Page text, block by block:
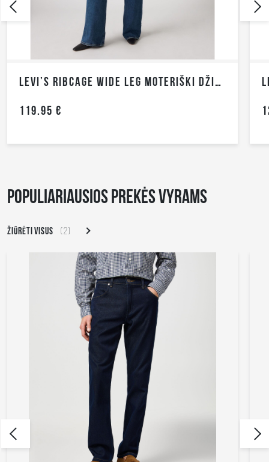
LEVI’S RIBCAGE WIDE LEG MOTERIŠKI DŽINSAI
119.95 €
POPULIARIAUSIOS PREKĖS VYRAMS
ŽIŪRĖTI VISUS (2)